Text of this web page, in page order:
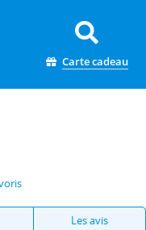
Carte cadeau
Les avis